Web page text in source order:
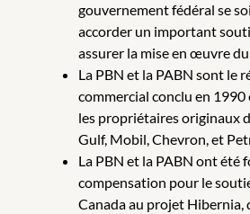
gouvernement fédéral se
accorder un important
assurer la mise en œuvre
La PBN et la PABN sont le
commercial conclu en 1990
les propriétaires originaux
Gulf, Mobil, Chevron, et
La PBN et la PABN ont été
compensation pour le
Canada au projet Hibernia,